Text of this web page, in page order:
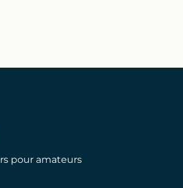
pour amateurs